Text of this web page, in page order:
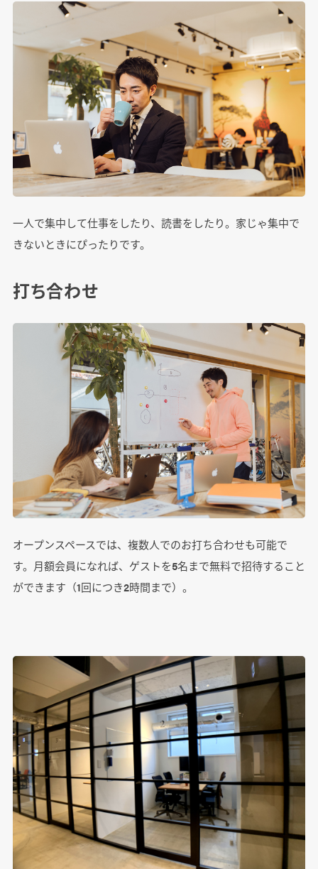
一人で集中して仕事をしたり、読書をしたり。家じゃ集中で
きないときにぴったりです。
打ち合わせ
オープンスペースでは、複数人でのお打ち合わせも可能で
す。月額会員になれば、ゲストを5名まで無料で招待すること
ができます（1回につき2時間まで）。